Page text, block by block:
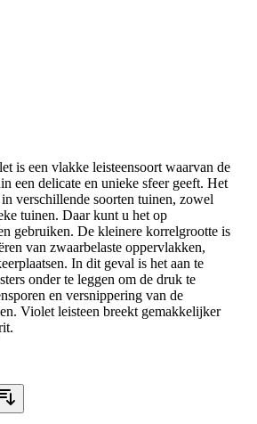
is een vlakke leisteensoort waarvan de
een delicate en unieke sfeer geeft. Het
verschillende soorten tuinen, zowel
tuinen. Daar kunt u het op
gebruiken. De kleinere korrelgrootte is
van zwaarbelaste oppervlakken,
In dit geval is het aan te
onder te leggen om de druk te
en versnippering van de
Violet leisteen breekt gemakkelijker